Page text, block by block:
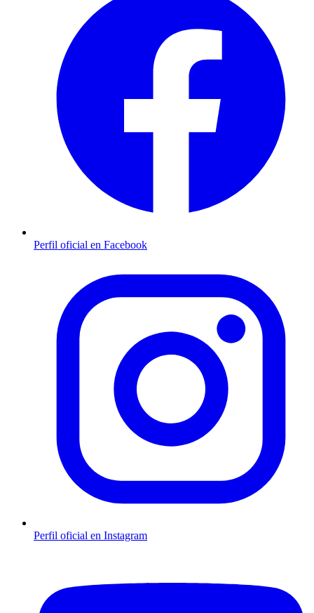
Perfil oficial en Facebook
Perfil oficial en Instagram